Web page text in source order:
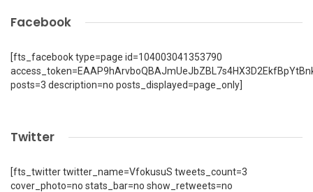
Facebook
[fts_facebook type=page id=104003041353790
posts=3 description=no posts_displayed=page_only]
Twitter
[fts_twitter twitter_name=VfokusuS tweets_count=3
cover_photo=no stats_bar=no show_retweets=no